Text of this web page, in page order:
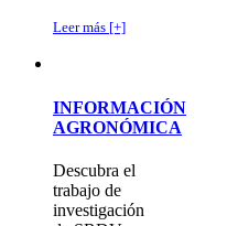
Leer más [+]
INFORMACIÓN
AGRONÓMICA
Descubra el
trabajo de
investigación